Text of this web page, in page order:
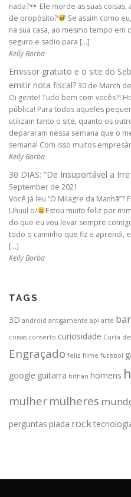
nada?
Ele morde as suas
de propósito?
Se assim como
na sua casa, ao mesmo tempo
seguro e sadio para […]
Kelly Borba
Emissor gratuito e o site do
emitir nota fiscal?30 de March
Oi gente! Tudo bem com vocês?!
pública! Para todos aqueles
utilizam tanto o site, quanto os
depararam nessa semana que o
semana! Com isso muitos
Kelly Borba
30 DIAS: ”De Insuportável a
September de 2021
Você já leu “O Milagre da
Uhuul o/
Estou muito feliz por
do que eu vou levar sempre
todo o caminho que fiz e aprendi,
[…]
Kelly Borba
TAGS
3D android antigamente api arte
coisas conserto curiosidade Curta
Engraçado feliz filme futebol
google guitarra hithan homens
mulher mulheres
perguntas piada rock